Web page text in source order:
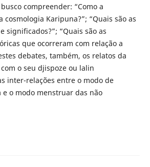
compreender: “Como a
cosmologia Karipuna?”; “Quais são as
significados?”; “Quais são as
que ocorreram com relação a
debates, também, os relatos da
o seu djispoze ou lalin
inter-relações entre o modo de
o modo menstruar das não